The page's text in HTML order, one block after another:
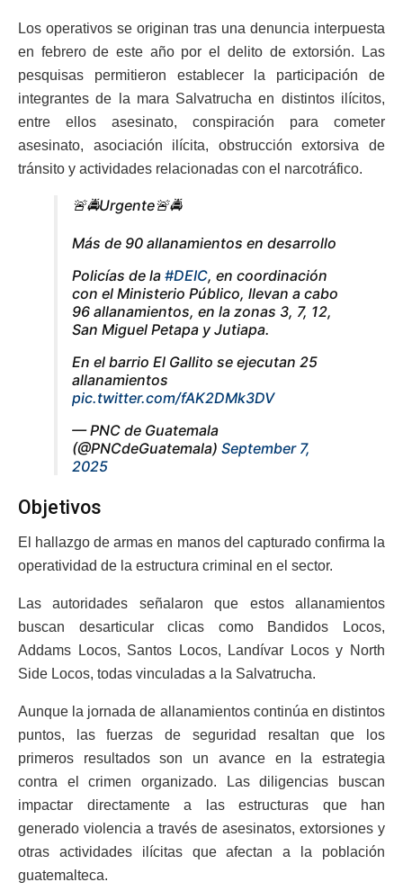
Los operativos se originan tras una denuncia interpuesta
en febrero de este año por el delito de extorsión. Las
pesquisas permitieron establecer la participación de
integrantes de la mara Salvatrucha en distintos ilícitos,
entre ellos asesinato, conspiración para cometer
asesinato, asociación ilícita, obstrucción extorsiva de
tránsito y actividades relacionadas con el narcotráfico.
🚨🚔Urgente🚨🚔
Más de 90 allanamientos en desarrollo
Policías de la #DEIC, en coordinación
con el Ministerio Público, llevan a cabo
96 allanamientos, en la zonas 3, 7, 12,
San Miguel Petapa y Jutiapa.
En el barrio El Gallito se ejecutan 25
allanamientos
pic.twitter.com/fAK2DMk3DV
— PNC de Guatemala
(@PNCdeGuatemala) September 7,
2025
Objetivos
El hallazgo de armas en manos del capturado confirma la
operatividad de la estructura criminal en el sector.
Las autoridades señalaron que estos allanamientos
buscan desarticular clicas como Bandidos Locos,
Addams Locos, Santos Locos, Landívar Locos y North
Side Locos, todas vinculadas a la Salvatrucha.
Aunque la jornada de allanamientos continúa en distintos
puntos, las fuerzas de seguridad resaltan que los
primeros resultados son un avance en la estrategia
contra el crimen organizado. Las diligencias buscan
impactar directamente a las estructuras que han
generado violencia a través de asesinatos, extorsiones y
otras actividades ilícitas que afectan a la población
guatemalteca.